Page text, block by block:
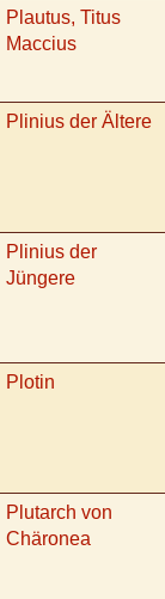
Plautus, Titus
Maccius
Plinius der Ältere
Plinius der
Jüngere
Plotin
Plutarch von
Chäronea